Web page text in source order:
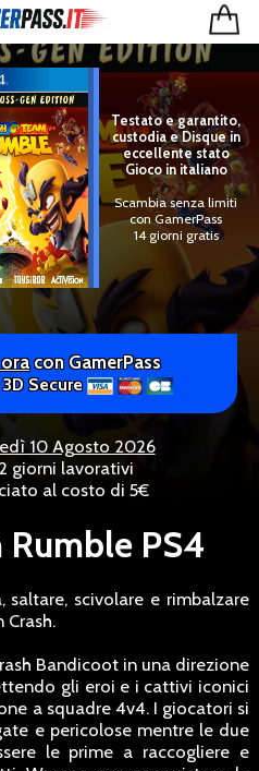
Testato e garantito,
custodia e Disque in
eccellente stato
Gioco in italiano
Scambia senza limiti
con GamerPass
14 giorni gratis
con GamerPass
Secure
10 Agosto 2026
giorni lavorativi
al costo di 5€
Rumble PS4
saltare, scivolare e rimbalzare
Bandicoot in una direzione
gli eroi e i cattivi iconici
a squadre 4v4. I giocatori si
e pericolose mentre le due
le prime a raccogliere e